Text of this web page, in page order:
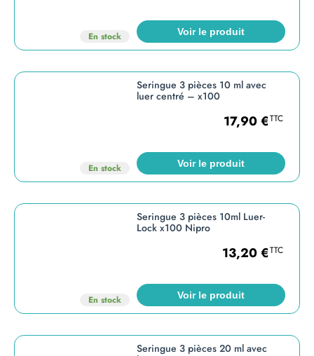
En stock Voir le produit
En stock
Seringue 3 pièces 10 ml avec
luer centré – x100
17,90€TTC
Voir le produit
En stock
Seringue 3 pièces 10ml Luer-
Lock x100 Nipro
13,20€TTC
Voir le produit
Seringue 3 pièces 20 ml avec